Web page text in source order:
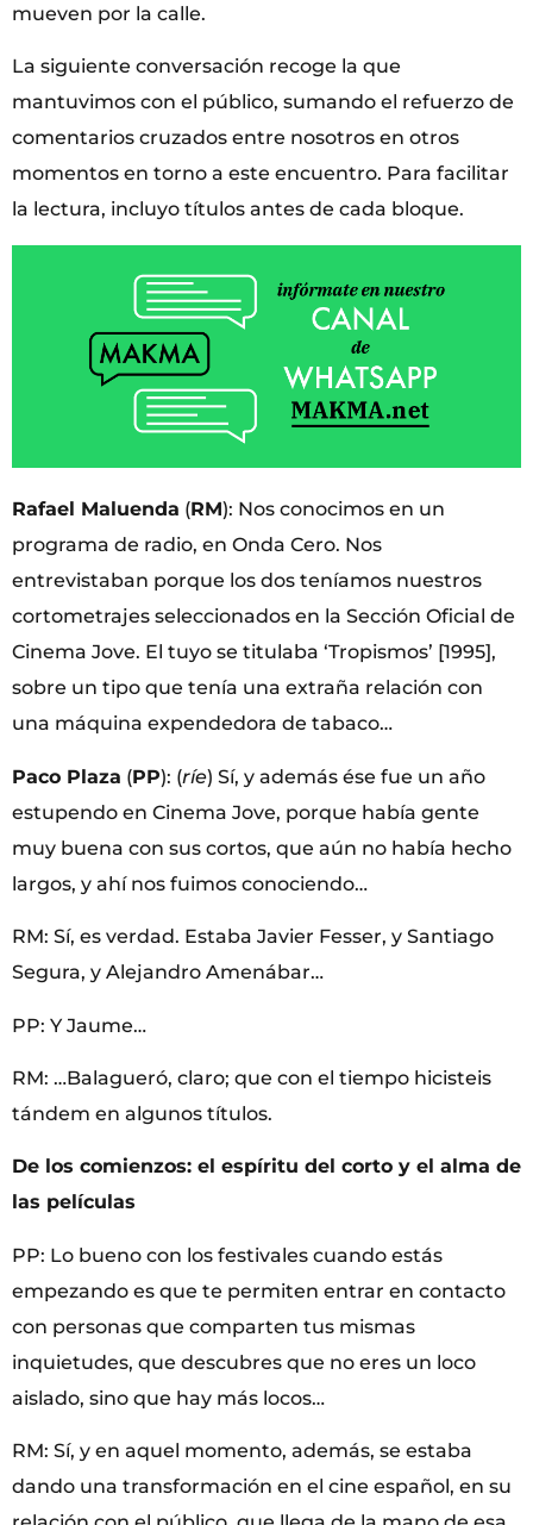
mueven por la calle.
La siguiente conversación recoge la que
mantuvimos con el público, sumando el refuerzo de
comentarios cruzados entre nosotros en otros
momentos en torno a este encuentro. Para facilitar
la lectura, incluyo títulos antes de cada bloque.
Rafael Maluenda (RM): Nos conocimos en un
programa de radio, en Onda Cero. Nos
entrevistaban porque los dos teníamos nuestros
cortometrajes seleccionados en la Sección Oficial de
Cinema Jove. El tuyo se titulaba ‘Tropismos’ [1995],
sobre un tipo que tenía una extraña relación con
una máquina expendedora de tabaco…
Paco Plaza (PP): (ríe) Sí, y además ése fue un año
estupendo en Cinema Jove, porque había gente
muy buena con sus cortos, que aún no había hecho
largos, y ahí nos fuimos conociendo…
RM: Sí, es verdad. Estaba Javier Fesser, y Santiago
Segura, y Alejandro Amenábar…
PP: Y Jaume…
RM: …Balagueró, claro; que con el tiempo hicisteis
tándem en algunos títulos.
De los comienzos: el espíritu del corto y el alma de
las películas
PP: Lo bueno con los festivales cuando estás
empezando es que te permiten entrar en contacto
con personas que comparten tus mismas
inquietudes, que descubres que no eres un loco
aislado, sino que hay más locos…
RM: Sí, y en aquel momento, además, se estaba
dando una transformación en el cine español, en su